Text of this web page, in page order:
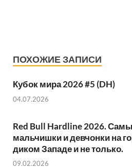
ПОХОЖИЕ ЗАПИСИ
Кубок мира 2026 #5 (DH)
04.07.2026
Red Bull Hardline 2026.
мальчишки и девчонки на
диком Западе и не только.
09.02.2026